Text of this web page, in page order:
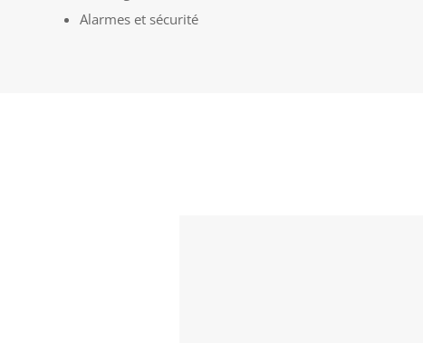
Alarmes et sécurité